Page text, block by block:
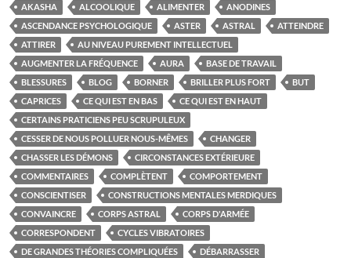
AKASHA
ALCOOLIQUE ALIMENTER
ANODINES
ASCENDANCE PSYCHOLOGIQUE
ASTER ASTRAL
ATTEINDRE
ATTIRER
AU NIVEAU PUREMENT INTELLECTUEL
AUGMENTER LA FRÉQUENCE
AURA
BASE DE TRAVAIL
BLESSURES
BLOG BORNER BRILLER PLUS FORT
BUT
CAPRICES
CE QUI EST EN BAS
CE QUI EST EN HAUT
CERTAINS PRATICIENS PEU SCRUPULEUX
CESSER DE NOUS POLLUER NOUS-MÊMES
CHANGER
CHASSER LES DÉMONS
CIRCONSTANCES EXTÉRIEURE
COMMENTAIRES
COMPLÈTENT
COMPORTEMENT
CONSCIENTISER
CONSTRUCTIONS MENTALES MERDIQUES
CONVAINCRE
CORPS ASTRAL
CORPS D'ARMÉE
CORRESPONDENT
CYCLES VIBRATOIRES
DE GRANDES THÉORIES COMPLIQUÉES
DÉBARRASSER